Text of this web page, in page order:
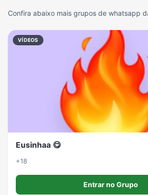
Confira abaixo mais grupos de whatsapp
VÍDEOS
Eusinhaa 😋
+18
Entrar no Grupo